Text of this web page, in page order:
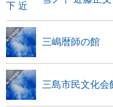
三嶋暦師の館
三島市民文化会